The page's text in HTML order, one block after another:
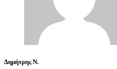
Δημήτρης Ν.